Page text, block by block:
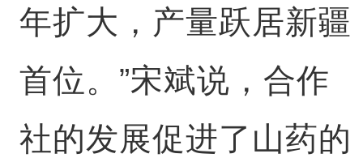
年扩大，产量跃居新疆
首位。”宋斌说，合作
社的发展促进了山药的